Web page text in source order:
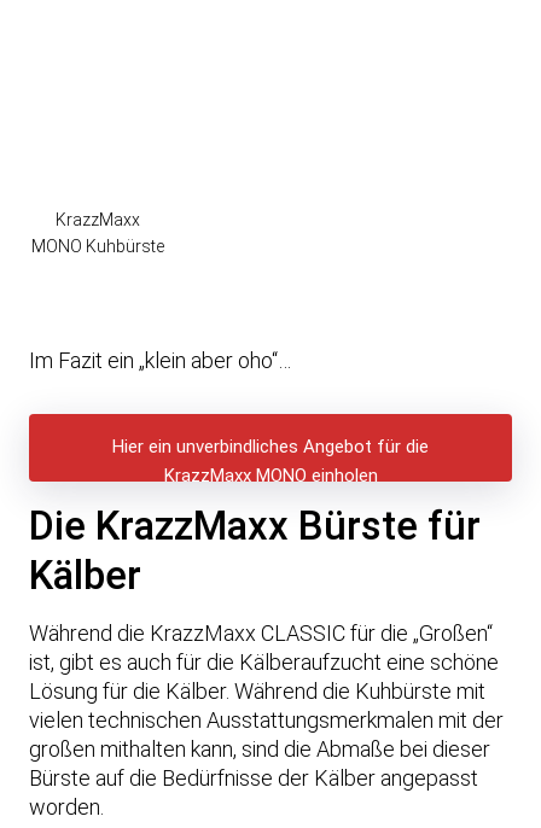
KrazzMaxx
MONO Kuhbürste
Im Fazit ein „klein aber oho“…
Hier ein unverbindliches Angebot für die
KrazzMaxx MONO einholen
Die KrazzMaxx Bürste für
Kälber
Während die KrazzMaxx CLASSIC für die „Großen“
ist, gibt es auch für die Kälberaufzucht eine schöne
Lösung für die Kälber. Während die Kuhbürste mit
vielen technischen Ausstattungsmerkmalen mit der
großen mithalten kann, sind die Abmaße bei dieser
Bürste auf die Bedürfnisse der Kälber angepasst
worden.